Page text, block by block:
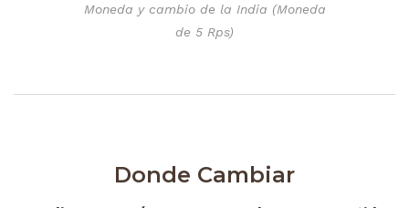
Moneda y cambio de la India (Moneda
de 5 Rps)
Donde Cambiar